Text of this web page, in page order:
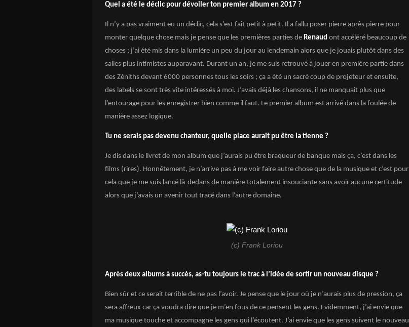
Quel a été le déclic pour dévoiler ton premier album en 2017 ?
Il n’y a pas vraiment eu un déclic, cela s’est fait petit à petit. Il a fallu poser pierre après pierre pour
monter quelque chose mais je pense que les premières parties de Renaud ont accéléré beaucoup de
choses ; j’ai été mis dans la lumière un peu du jour au lendemain alors que je jouais plutôt dans des
salles plus intimistes auparavant. Durant un an, je me suis retrouvé à jouer en première partie dans
des Zéniths devant 6000 personnes tous les soirs ; ça a été un sacré coup de projeteur et ensuite,
des labels se sont très vite intéressés à moi. J’avais déjà les chansons, il ne manquait plus que
l’entourage pour les enregistrer bien comme il faut. Le premier album est arrivé dans la foulée de
manière assez logique.
Tu ne serais pas devenu chanteur, quelle place aurait pu être la tienne ?
Je dis dans le livret de mon album que j’aurais pu être braqueur de banque mais ça, c’est dans les
films (rires). Honnêtement, je n’arrive pas à me voir faire autre chose que de la musique et c’est pour
cela que je me suis lancé là-dedans de manière totalement insouciante sans avoir aucune certitude
alors que j’avais un avenir tout tracé dans l’autre domaine.
(c) Frank Loriou
Après deux albums à succès, as-tu toujours le trac à l’idée de sortir un nouveau disque ?
Bien sûr et ce serait terrible de ne pas l’avoir. Je pense que le jour où je n’aurais plus de pression, ça
sera affreux car ça voudra dire que je m’en fous de ce pensent les gens. Evidemment, j’ai envie que
ma musique touche et accompagne les gens qui l’écoutent. J’ai envie que les gens suivent le nouveau